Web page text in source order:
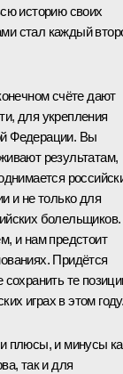
историю своих
стал каждый
счёте дают
для укрепления
Федерации. Вы
результатам,
и не только для
болельщиков.
и нам предстоит
Придётся
те
играх в этом
плюсы, и минусы
так и для